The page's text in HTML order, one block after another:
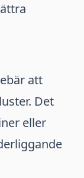
att
Det
eller